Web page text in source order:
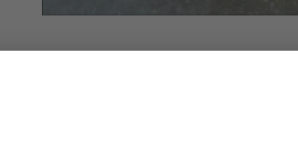
wiederherzustellen,
Boiler ausschaltet und die